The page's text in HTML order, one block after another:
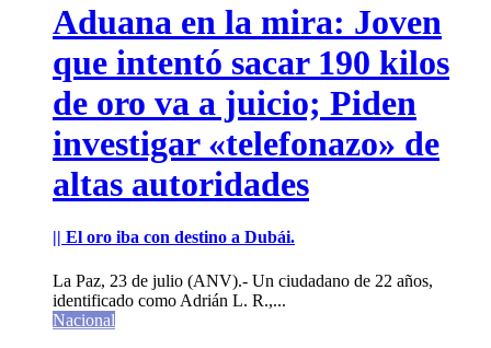
Aduana en la mira: Joven
que intentó sacar 190 kilos
de oro va a juicio; Piden
investigar «telefonazo» de
altas autoridades
|| El oro iba con destino a Dubái.
La Paz, 23 de julio (ANV).- Un ciudadano de 22 años,
identificado como Adrián L. R.,...
Nacional